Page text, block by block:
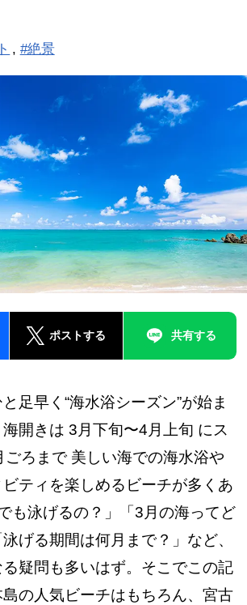
#絶景
ポストする 共有する
足早く“海水浴シーズン”が始ま
開きは 3月下旬〜4月上旬 にス
ごろまで 美しい海での海水浴や
ティを楽しめるビーチが多くあ
も泳げるの？」「3月の海ってど
げる期間は何月まで？」など、
疑問も多いはず。そこでこの記
の人気ビーチはもちろん、宮古